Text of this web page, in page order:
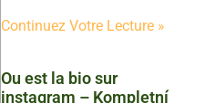
Continuez Votre Lecture »
Ou est la bio sur
instagram – Kompletní